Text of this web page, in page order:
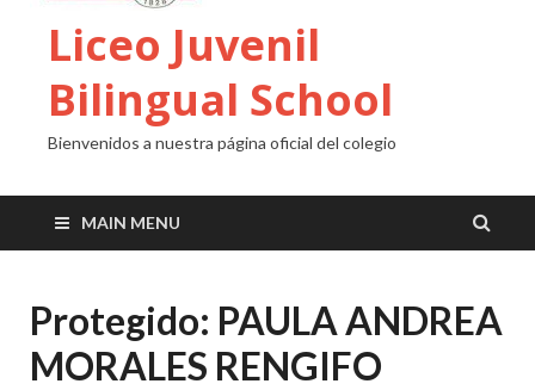
Liceo Juvenil
Bilingual School
Bienvenidos a nuestra página oficial del colegio
MAIN MENU
Protegido: PAULA ANDREA
MORALES RENGIFO